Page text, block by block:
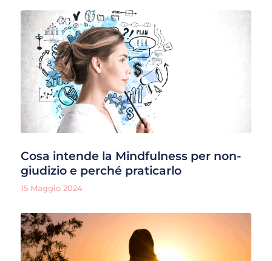
Cosa intende la Mindfulness per non-
giudizio e perché praticarlo
15 Maggio 2024